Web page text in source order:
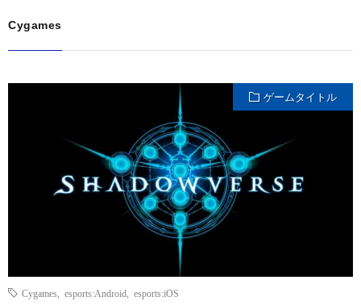
Cygames
ゲームタイトル
Cygames esports:Android esports:iOS